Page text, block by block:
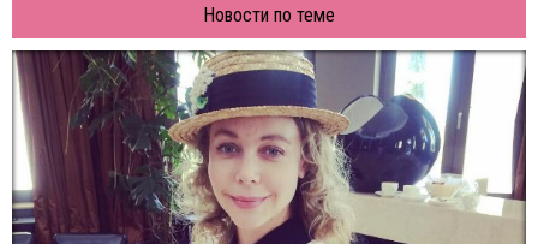
Новости по теме